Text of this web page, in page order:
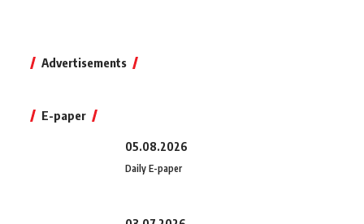
Advertisements
E-paper
05.08.2026
Daily E-paper